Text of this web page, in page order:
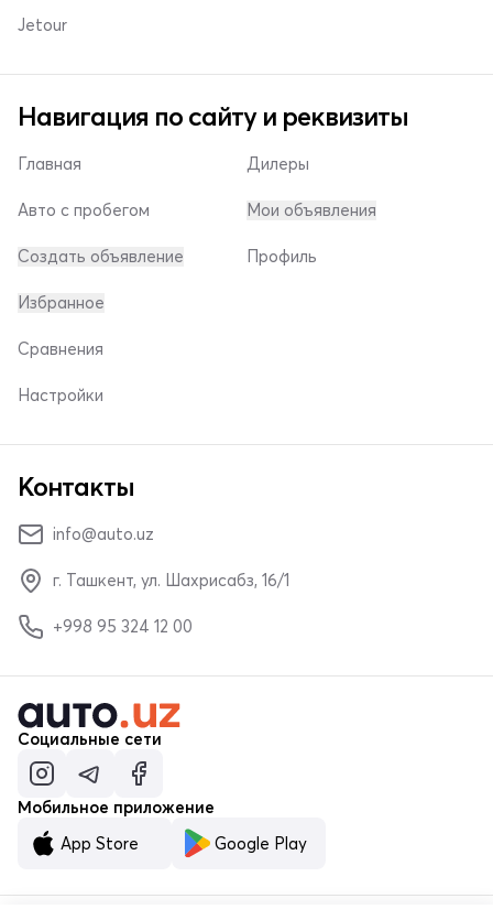
Jetour
Навигация по сайту и реквизиты
Главная
Авто с пробегом
Создать объявление
Дилеры
Мои объявления
Профиль
Избранное
Сравнения
Настройки
Контакты
info@auto.uz
г. Ташкент, ул. Шахрисабз, 16/1
+998 95 324 12 00
Социальные сети
Мобильное приложение
App Store
Google Play